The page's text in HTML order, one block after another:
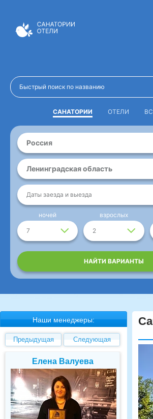
САНАТОРИИ ОТЕЛИ
Россия
Ленинградская область
Даты заезда и выезда
7
ночей
2
взрослых
НАЙТИ ВАРИАНТЫ
Наши менеджеры:
Предыдущая Следующая
Елена Валуева